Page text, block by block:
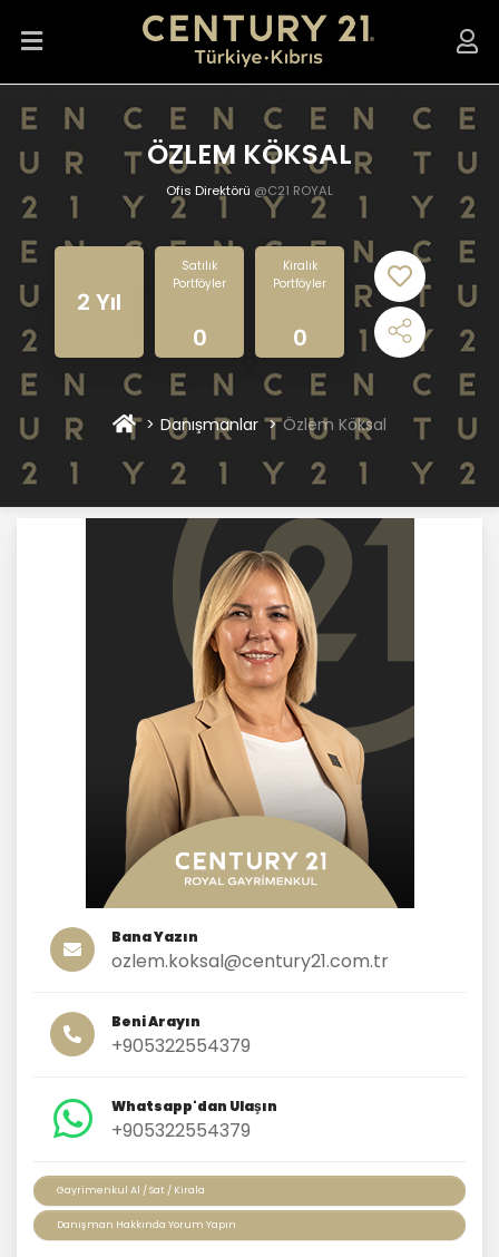
ÖZLEM KÖKSAL
Ofis Direktörü @C21 ROYAL
2 Yıl
Satılık
Portföyler
0
Kiralık
Portföyler
0
Danışmanlar Özlem Köksal
Bana Yazın
ozlem.koksal@century21.com.tr
Beni Arayın
+905322554379
Whatsapp'dan Ulaşın
+905322554379
Gayrimenkul Al / Sat / Kirala
Danışman Hakkında Yorum Yapın